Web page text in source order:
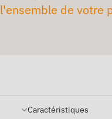
l'ensemble de votre
Caractéristiques